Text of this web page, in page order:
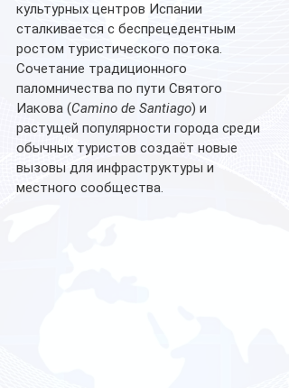
культурных центров Испании
сталкивается с беспрецедентным
ростом туристического потока.
Сочетание традиционного
паломничества по пути Святого
Иакова (Camino de Santiago) и
растущей популярности города среди
обычных туристов создаёт новые
вызовы для инфраструктуры и
местного сообщества.